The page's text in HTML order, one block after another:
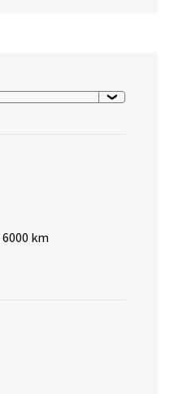
6000 km